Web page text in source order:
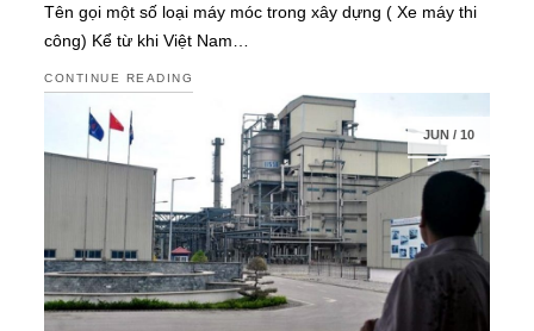
Tên gọi một số loại máy móc trong xây dựng ( Xe máy thi
công) Kể từ khi Việt Nam…
CONTINUE READING
JUN/ 10